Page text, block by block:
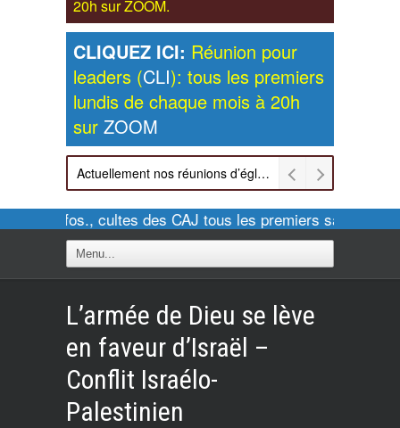
20h sur ZOOM.
CLIQUEZ ICI: Réunion pour
leaders (CLI): tous les premiers
lundis de chaque mois à 20h
sur ZOOM
Actuellement nos réunions d’église sont retransmises sur ZOOM les dimanches à 11h et vendredis à 20h00
Pour infos., cultes des CAJ tous les premiers samedis
L’armée de Dieu se lève
en faveur d’Israël –
Conflit Israélo-
Palestinien